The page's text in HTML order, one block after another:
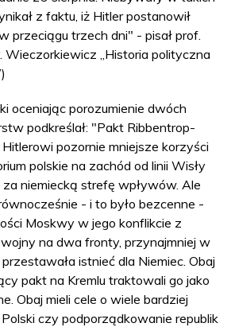
z faktu, iż Hitler postanowił
przeciągu trzech dni" - pisał prof.
Wieczorkiewicz „Historia polityczna
oceniając porozumienie dwóch
podkreślał: "Pakt Ribbentrop-
pozornie mniejsze korzyści
polskie na zachód od linii Wisły
niemiecką strefę wpływów. Ale
- i to było bezcenne -
Moskwy w jego konflikcie z
wojny na dwa fronty, przynajmniej w
istnieć dla Niemiec. Obaj
pakt na Kremlu traktowali go jako
Obaj mieli cele o wiele bardziej
czy podporządkowanie republik